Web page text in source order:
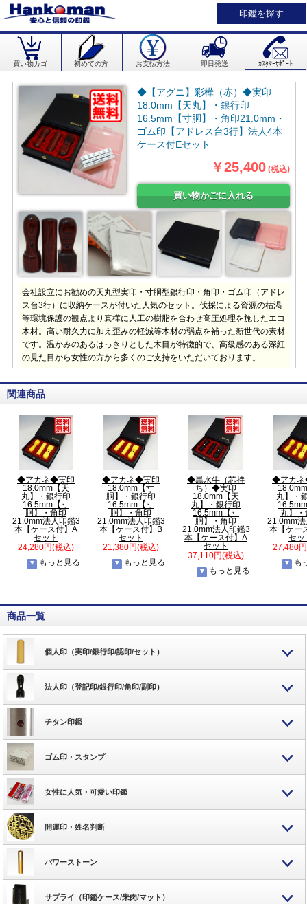
印鑑を探す
買い物カゴ 初めての方 お支払方法 即日発送 ｶｽﾀﾏｰｻﾎﾟｰﾄ
◆【アグニ】彩樺（赤）◆実印
18.0mm【天丸】・銀行印
16.5mm【寸胴】・角印21.0mm・
ゴム印【アドレス台3行】法人4本
ケース付Eセット
￥25,400 (税込)
会社設立にお勧めの天丸型実印・寸胴型銀行印・角印・ゴム印（アドレ
ス台3行）に収納ケースが付いた人気のセット。伐採による資源の枯渇
等環境保護の観点より真樺に人工の樹脂を合わせ高圧処理を施したエコ
木材。高い耐久力に加え歪みの軽減等木材の弱点を補った新世代の素材
です。温かみのあるはっきりとした木目が特徴的で、高級感のある深紅
の見た目から女性の方から多くのご支持をいただいております。
関連商品
◆アカネ◆実印
18.0mm【天
丸】・銀行印
16.5mm【寸
胴】・角印
21.0mm法人印鑑3
本【ケース付】A
セット
24,280円(税込)
もっと見る
◆アカネ◆実印
18.0mm【寸
胴】・銀行印
16.5mm【寸
胴】・角印
21.0mm法人印鑑3
本【ケース付】B
セット
21,380円(税込)
もっと見る
◆黒水牛（芯持
ち）◆実印
18.0mm【天
丸】・銀行印
16.5mm【寸
胴】・角印
21.0mm法人印鑑3
本【ケース付】A
セット
37,110円(税込)
もっと見る
◆アカ
丸】・
丸】・
21.0mm
本【ケー
セッ
27,480
も
商品一覧
個人印（実印/銀行印/認印/セット）
法人印（登記印/銀行印/角印/副印）
チタン印鑑
ゴム印・スタンプ
女性に人気・可愛い印鑑
開運印・姓名判断
パワーストーン
サプライ（印鑑ケース/朱肉/マット）